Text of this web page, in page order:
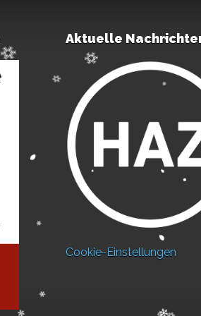
Aktuelle
Cookie-Einstellungen